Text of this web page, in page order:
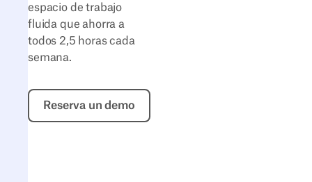
espacio de trabajo
fluida que ahorra a
todos 2,5 horas cada
semana.
Reserva un demo
Reserva un demo